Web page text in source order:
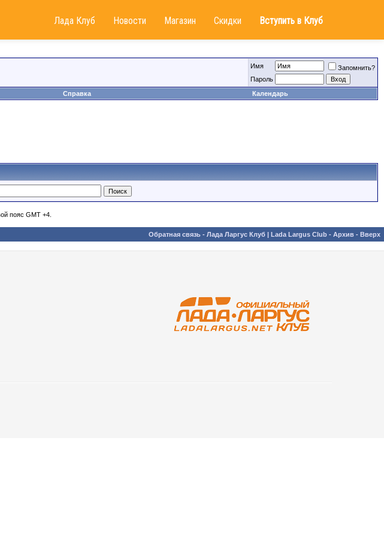
Лада Клуб Новости Магазин Скидки Вступить в Клуб
Имя
Запомнить?
Пароль
Справка Календарь
пояс GMT +4.
Обратная связь - Лада Ларгус Клуб | Lada Largus Club - Архив - Вверх